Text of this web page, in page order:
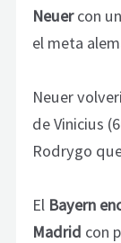
Neuercon
el meta
Neuer
de Vinicius
Rodrygo
El Bayern
Madrid con